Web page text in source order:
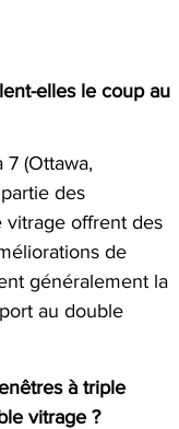
elles le coup au
(Ottawa,
des
vitrage offrent des
de
généralement la
au double
à triple
vitrage ?